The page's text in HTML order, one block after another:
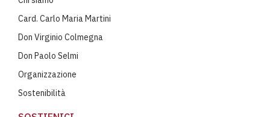
Card. Carlo Maria Martini
Don Virginio Colmegna
Don Paolo Selmi
Organizzazione
Sostenibilità